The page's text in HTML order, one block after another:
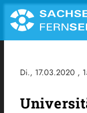
Di., 17.03.2020 ,